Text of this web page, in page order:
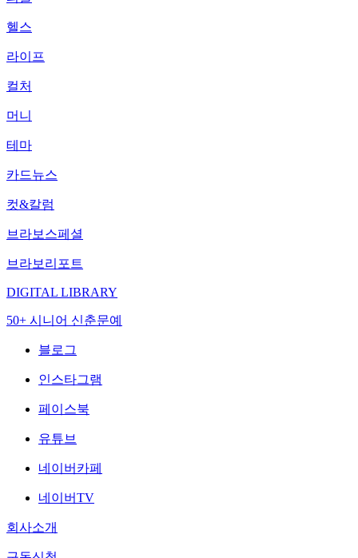
헬스
라이프
컬처
머니
테마
카드뉴스
컷&칼럼
브라보스페셜
브라보리포트
DIGITAL LIBRARY
50+ 시니어 신춘문예
블로그
인스타그램
페이스북
유튜브
네이버카페
네이버TV
회사소개